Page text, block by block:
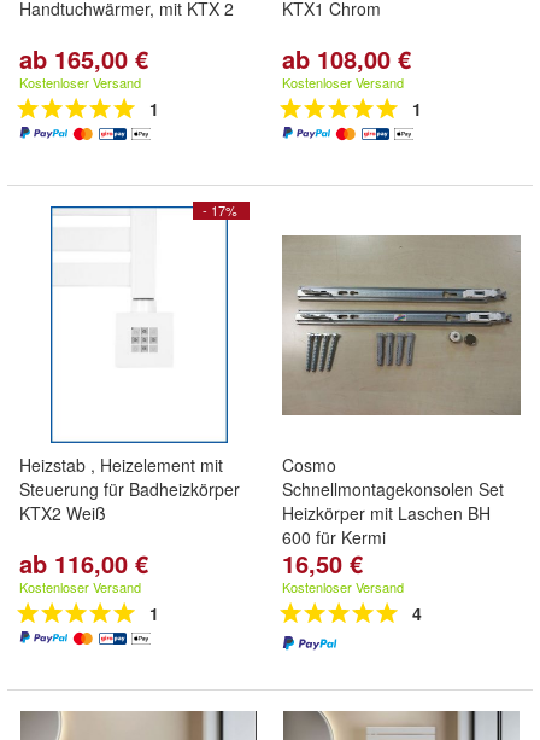
Handtuchwärmer, mit KTX 2
ab 165,00 €
Kostenloser Versand
1
KTX1 Chrom
ab 108,00 €
Kostenloser Versand
1
- 17%
Heizstab , Heizelement mit
Steuerung für Badheizkörper
KTX2 Weiß
ab 116,00 €
Kostenloser Versand
1
Cosmo
Schnellmontagekonsolen Set
Heizkörper mit Laschen BH
600 für Kermi
16,50 €
Kostenloser Versand
4